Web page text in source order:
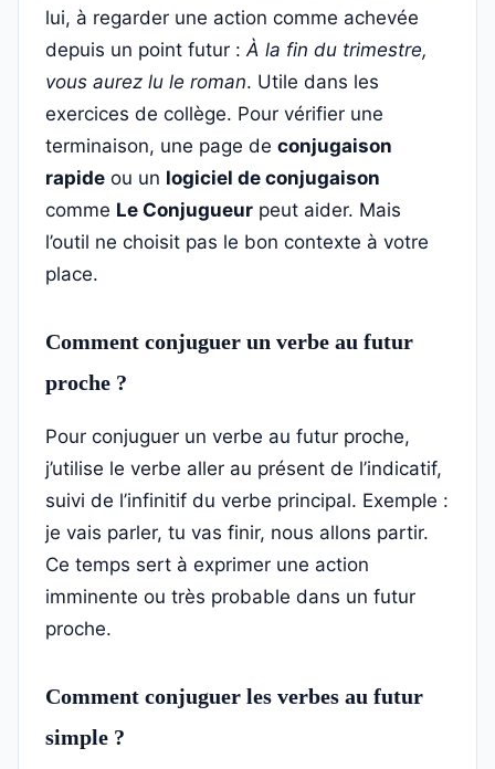
lui, à regarder une action comme achevée
depuis un point futur :À la fin du trimestre,
vous aurez lu le roman. Utile dans les
exercices de collège. Pour vérifier une
terminaison, une page de conjugaison
rapide ou un logiciel de conjugaison
comme Le Conjugueur peut aider. Mais
l’outil ne choisit pas le bon contexte à votre
place.
Comment conjuguer un verbe au futur
proche ?
Pour conjuguer un verbe au futur proche,
j’utilise le verbe aller au présent de l’indicatif,
suivi de l’infinitif du verbe principal. Exemple :
je vais parler, tu vas finir, nous allons partir.
Ce temps sert à exprimer une action
imminente ou très probable dans un futur
proche.
Comment conjuguer les verbes au futur
simple ?